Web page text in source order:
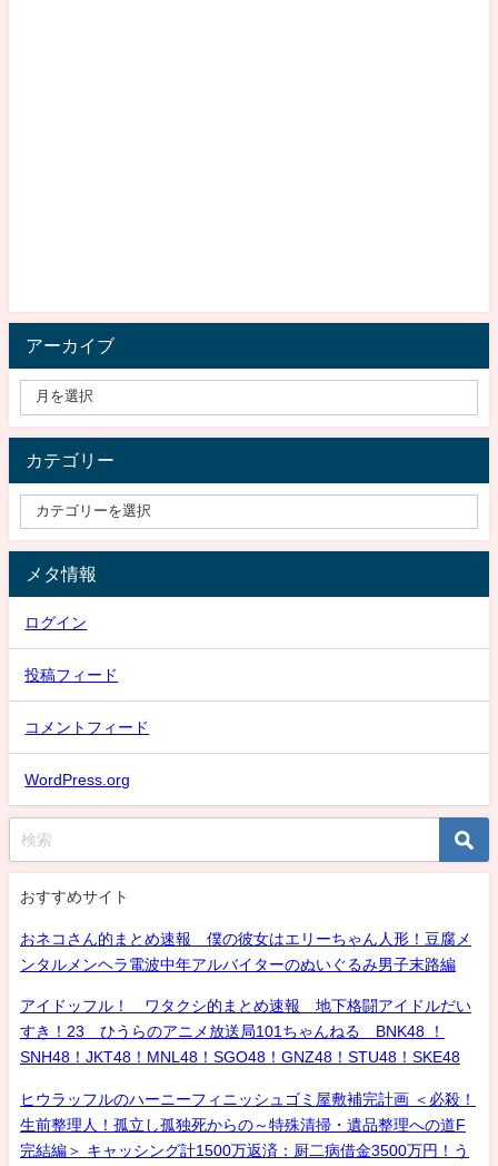
アーカイブ
カテゴリー
メタ情報
ログイン
投稿フィード
コメントフィード
WordPress.org
おすすめサイト
おネコさん的まとめ速報 僕の彼女はエリーちゃん人形！豆腐メ
ンタルメンヘラ電波中年アルバイターのぬいぐるみ男子末路編
アイドッフル！ ワタクシ的まとめ速報 地下格闘アイドルだい
すき！23 ひうらのアニメ放送局101ちゃんねる BNK48 ！
SNH48！JKT48！MNL48！SGO48！GNZ48！STU48！SKE48
ヒウラッフルのハーニーフィニッシュゴミ屋敷補完計画 ＜必殺！
生前整理人！孤立し孤独死からの～特殊清掃・遺品整理への道F
完結編＞ キャッシング計1500万返済：厨二病借金3500万円！う